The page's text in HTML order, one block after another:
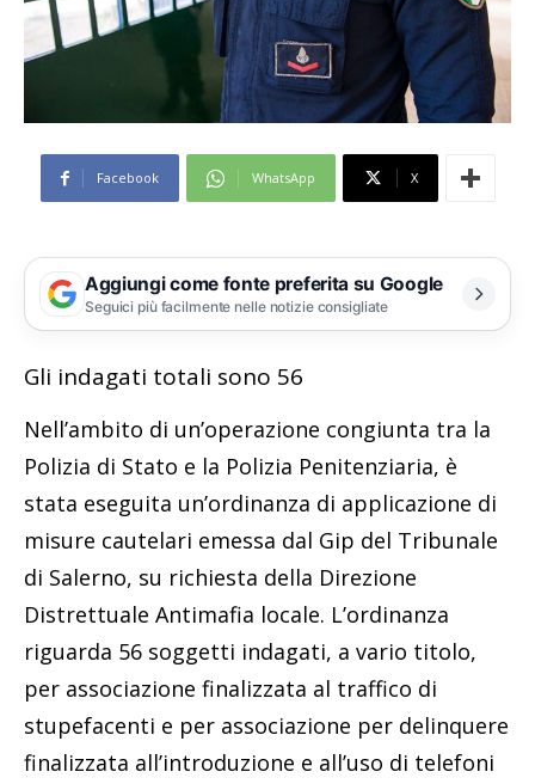
Facebook WhatsApp X
Aggiungi come fonte preferita su Google
Seguici più facilmente nelle notizie consigliate
Gli indagati totali sono 56
Nell’ambito di un’operazione congiunta tra la
Polizia di Stato e la Polizia Penitenziaria, è
stata eseguita un’ordinanza di applicazione di
misure cautelari emessa dal Gip del Tribunale
di Salerno, su richiesta della Direzione
Distrettuale Antimafia locale. L’ordinanza
riguarda 56 soggetti indagati, a vario titolo,
per associazione finalizzata al traffico di
stupefacenti e per associazione per delinquere
finalizzata all’introduzione e all’uso di telefoni